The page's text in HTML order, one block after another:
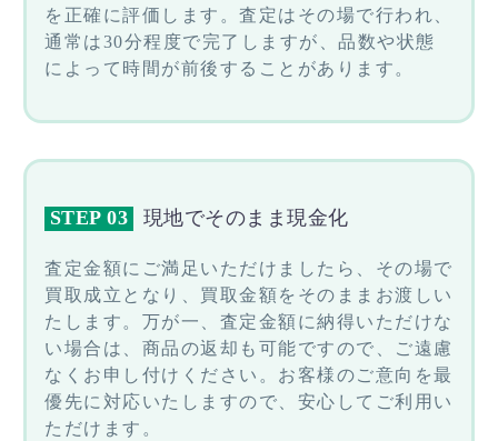
を正確に評価します。査定はその場で行われ、
通常は30分程度で完了しますが、品数や状態
によって時間が前後することがあります。
STEP 03 現地でそのまま現金化
査定金額にご満足いただけましたら、その場で
買取成立となり、買取金額をそのままお渡しい
たします。万が一、査定金額に納得いただけな
い場合は、商品の返却も可能ですので、ご遠慮
なくお申し付けください。お客様のご意向を最
優先に対応いたしますので、安心してご利用い
ただけます。